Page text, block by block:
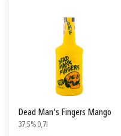
Dead Man's Fingers Mango
37,5% 0,7l